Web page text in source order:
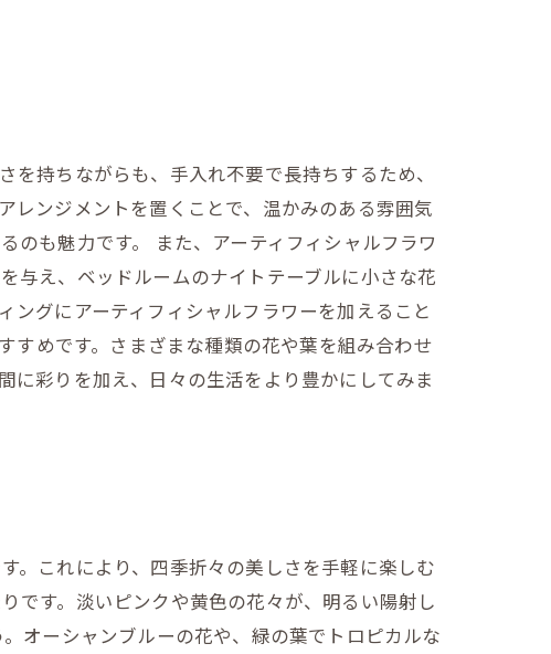
持ちながらも、手入れ不要で長持ちするため、
レンジメントを置くことで、温かみのある雰囲気
のも魅力です。 また、アーティフィシャルフラワ
与え、ベッドルームのナイトテーブルに小さな花
ングにアーティフィシャルフラワーを加えること
すめです。さまざまな種類の花や葉を組み合わせ
に彩りを加え、日々の生活をより豊かにしてみま
。これにより、四季折々の美しさを手軽に楽しむ
です。淡いピンクや黄色の花々が、明るい陽射し
オーシャンブルーの花や、緑の葉でトロピカルな